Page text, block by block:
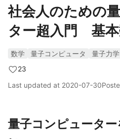
社会人のための
ター超入門 基
数学 量子コンピュータ 量子力学
23
Last updated at 2020-07-30
量子コンピュータ